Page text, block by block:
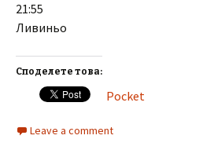
21:55
Ливиньо
Споделете това:
Pocket
Leave a comment